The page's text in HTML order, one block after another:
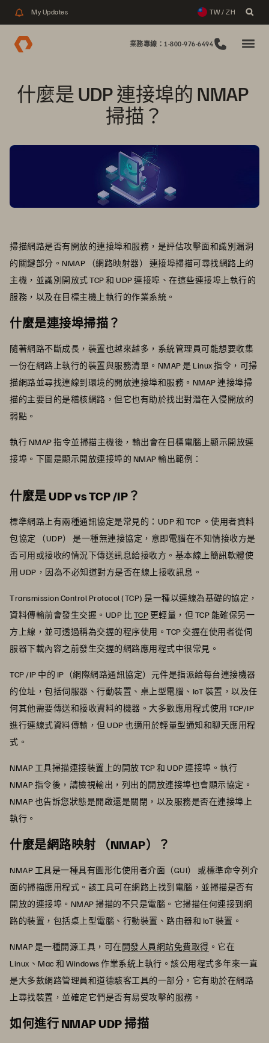
My Updates TW / ZH
業務專線：1-800-976-6494
什麼是 UDP 連接埠的 NMAP
掃描？
掃描網路是否有開放的連接埠和服務，是評估攻擊面和識別漏洞
的關鍵部分。NMAP （網路映射器） 連接埠掃描可尋找網路上的
主機，並識別開放式 TCP 和 UDP 連接埠、在這些連接埠上執行的
服務，以及在目標主機上執行的作業系統。
什麼是連接埠掃描？
隨著網路不斷成長，裝置也越來越多，系統管理員可能想要收集
一份在網路上執行的裝置與服務清單。NMAP 是 Linux 指令，可掃
描網路並尋找連線到環境的開放連接埠和服務。NMAP 連接埠掃
描的主要目的是稽核網路，但它也有助於找出對潛在入侵開放的
弱點。
執行 NMAP 指令並掃描主機後，輸出會在目標電腦上顯示開放連
接埠。下圖是顯示開放連接埠的 NMAP 輸出範例：
什麼是 UDP vs TCP /IP？
標準網路上有兩種通訊協定是常見的：UDP 和 TCP 。使用者資料
包協定 （UDP） 是一種無連接協定，意即電腦在不知情接收方是
否可用或接收的情況下傳送訊息給接收方。基本線上簡訊軟體使
用 UDP，因為不必知道對方是否在線上接收訊息。
Transmission Control Protocol (TCP) 是一種以連線為基礎的協定，
資料傳輸前會發生交握。UDP 比TCP 更輕量，但 TCP 能確保另一
方上線，並可透過稱為交握的程序使用。TCP 交握在使用者從伺
服器下載內容之前發生交握的網路應用程式中很常見。
TCP /IP 中的 IP（網際網路通訊協定）元件是指派給每台連接機器
的位址，包括伺服器、行動裝置、桌上型電腦、IoT 裝置，以及任
何其他需要傳送和接收資料的機器。大多數應用程式使用 TCP/IP
進行連線式資料傳輸，但 UDP 也適用於輕量型通知和聊天應用程
式。
NMAP 工具掃描連接裝置上的開放 TCP 和 UDP 連接埠。執行
NMAP 指令後，請檢視輸出，列出的開放連接埠也會顯示協定。
NMAP 也告訴您狀態是開啟還是關閉，以及服務是否在連接埠上
執行。
什麼是網路映射 （NMAP）？
NMAP 工具是一種具有圖形化使用者介面（GUI） 或標準命令列介
面的掃描應用程式。該工具可在網路上找到電腦，並掃描是否有
開放的連接埠。NMAP 掃描的不只是電腦。它掃描任何連接到網
路的裝置，包括桌上型電腦、行動裝置、路由器和 IoT 裝置。
NMAP 是一種開源工具，可在開發人員網站免費取得 。它在
Linux、Mac 和 Windows 作業系統上執行。該公用程式多年來一直
是大多數網路管理員和道德駭客工具的一部分，它有助於在網路
上尋找裝置，並確定它們是否有易受攻擊的服務。
如何進行 NMAP UDP 掃描